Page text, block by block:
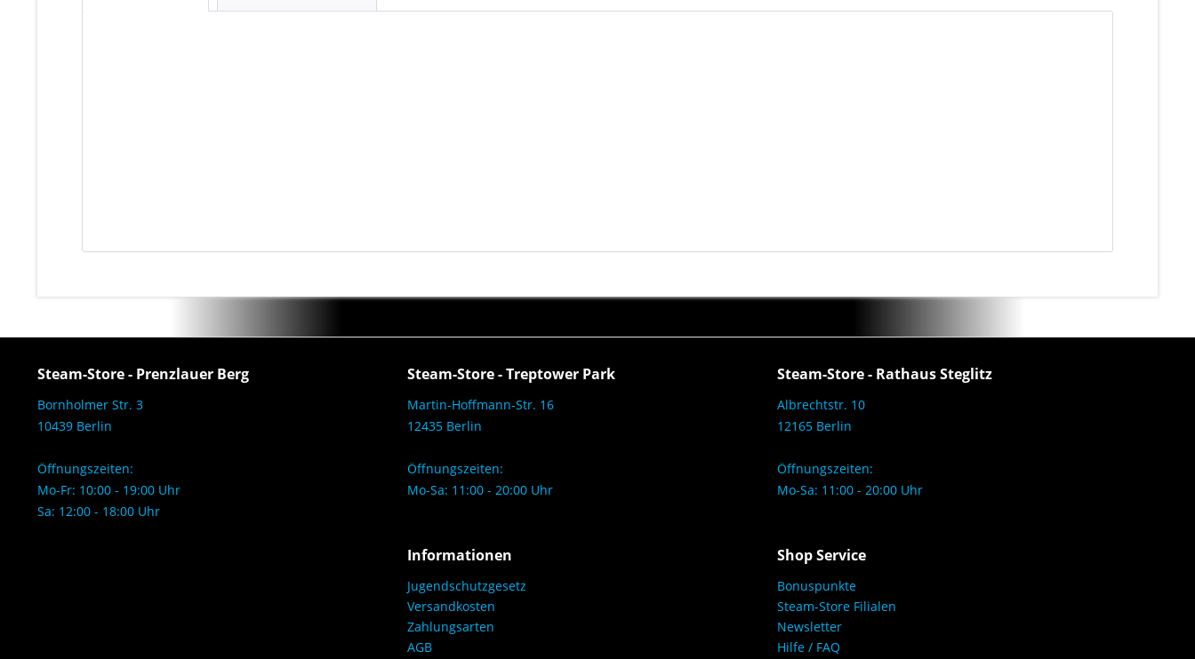
Steam-Store - Prenzlauer Berg
Bornholmer Str. 3
10439 Berlin
Öffnungszeiten:
Mo-Fr: 10:00 - 19:00 Uhr
Sa: 12:00 - 18:00 Uhr
Steam-Store - Treptower Park
Martin-Hoffmann-Str. 16
12435 Berlin
Öffnungszeiten:
Mo-Sa: 11:00 - 20:00 Uhr
Steam-Store - Rathaus Steglitz
Albrechtstr. 10
12165 Berlin
Öffnungszeiten:
Mo-Sa: 11:00 - 20:00 Uhr
Informationen
Jugendschutzgesetz
Versandkosten
Zahlungsarten
AGB
Shop Service
Bonuspunkte
Steam-Store Filialen
Newsletter
Hilfe / FAQ